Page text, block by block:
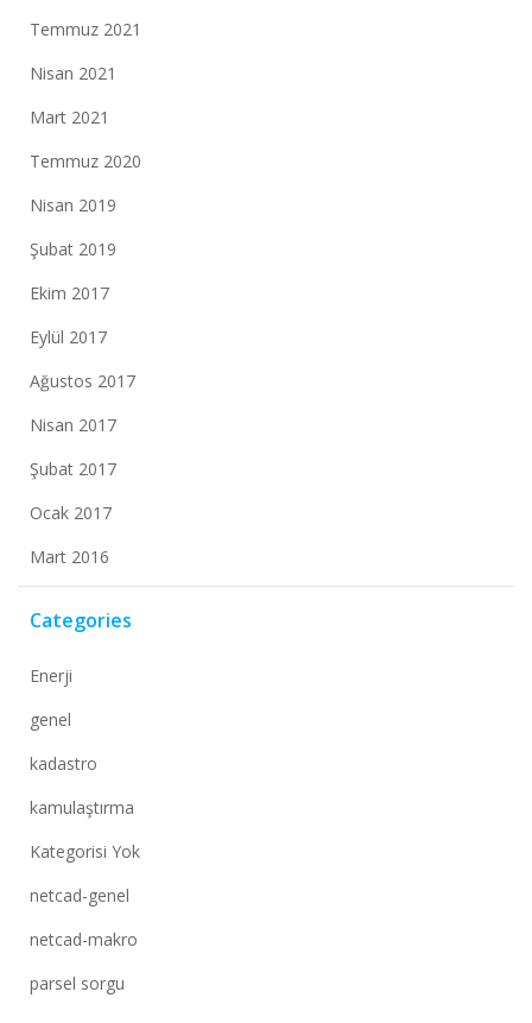
Temmuz 2021
Nisan 2021
Mart 2021
Temmuz 2020
Nisan 2019
Şubat 2019
Ekim 2017
Eylül 2017
Ağustos 2017
Nisan 2017
Şubat 2017
Ocak 2017
Mart 2016
Categories
Enerji
genel
kadastro
kamulaştırma
Kategorisi Yok
netcad-genel
netcad-makro
parsel sorgu